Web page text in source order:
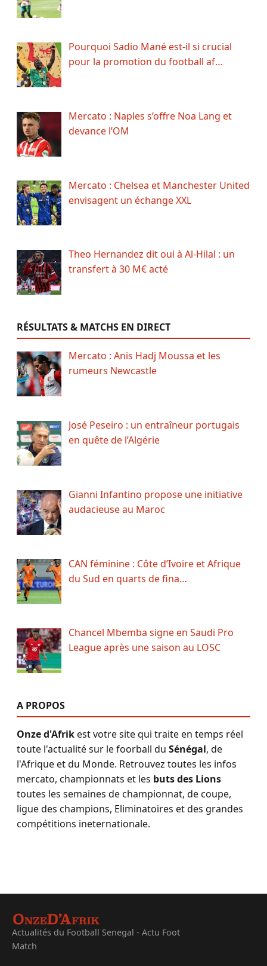
Pourquoi Sadio Mané est-il si crucial
pour la promotion du football af…
Mercato : Naples s’offre Noa Lang et
devance l’OM
Mercato : Chelsea et Manchester United
envisagent un échange XXL
Theo Hernandez dit oui à Al-Hilal : un
transfert à 30 M€ acté
RÉSULTATS & MATCHS EN DIRECT
Mercato : Anis Hadj Moussa et les
rumeurs Newcastle
José Peseiro : un entraîneur portugais
en quête de l’Algérie
Gianni Infantino propose une initiative
audacieuse au Maroc
CAN féminine : Côte d’Ivoire et Afrique
du Sud en quarts de fina…
Chancel Mbemba signe en Saudi Pro
League après une saison au LOSC
A PROPOS
Onze d'Afrikest votre site qui traite en temps réel
toute l'actualité sur le foorball du Sénégal, de
l'Afrique et du Monde. Retrouvez toutes les infos
mercato, championnats et les buts des Lions
toutes les semaines de championnat, de coupe,
ligue des champions, Eliminatoires et des grandes
compétitions ineternationale.
Actualités du Football Senegal - Actu Foot
Match